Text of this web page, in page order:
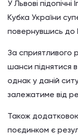
У Львові
Кубка України
повернувшись до
За сприятливого
шанси піднятися
однак у даній
залежатиме від
Також
поєдинком є